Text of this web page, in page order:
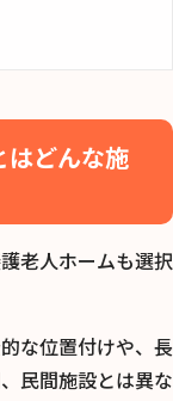
はどんな施
老人ホームも選択
な位置付けや、長
民間施設とは異な